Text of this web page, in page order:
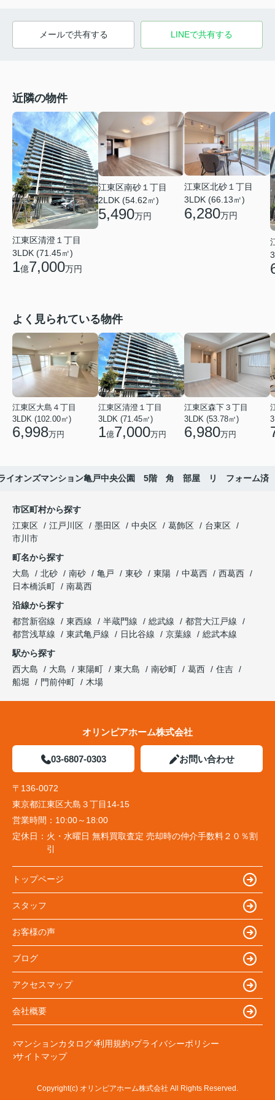
メールで共有する LINEで共有する
近隣の物件
江東区清澄１丁目
3LDK (71.45㎡)
1億7,000万円
江東区南砂１丁目
2LDK (54.62㎡)
5,490万円
江東区北砂１丁目
3LDK (66.13㎡)
6,280万円
よく見られている物件
江東区大島４丁目
3LDK (102.00㎡)
6,998万円
江東区清澄１丁目
3LDK (71.45㎡)
1億7,000万円
江東区森下３丁目
3LDK (53.78㎡)
6,980万円
イオンズマンション亀戸中央公園 5階 角 部屋 リ フォーム済
市区町村から探す
江東区
江戸川区 墨田区 中央区 葛飾区
台東区
市川市
町名から探す
大島
北砂 南砂 亀戸 東砂 東陽 中葛西
西葛西
日本橋浜町
南葛西
沿線から探す
都営新宿線
東西線 半蔵門線 総武線
都営大江戸線
都営浅草線
東武亀戸線 日比谷線 京葉線
総武本線
駅から探す
西大島
大島 東陽町 東大島 南砂町 葛西
住吉
船堀
門前仲町 木場
オリンピアホーム株式会社
03-6807-0303 お問い合わせ
〒136-0072
東京都江東区大島３丁目14-15
営業時間： 10:00～18:00
定休日： 火・水曜日 無料買取査定 売却時の仲介手数料２０％割
引
トップページ
スタッフ
お客様の声
ブログ
アクセスマップ
会社概要
マンションカタログ 利用規約 プライバシーポリシー
サイトマップ
Copyright(c) オリンピアホーム株式会社 All Rights Reserved.